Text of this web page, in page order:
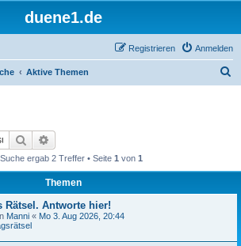
duene1.de
Anmelden
Registrieren
Aktive Themen
Suche
ergab 2 Treffer • Seite 1 von 1
Themen
Rätsel. Antworte hier!
Manni « Mo 3. Aug 2026, 20:44